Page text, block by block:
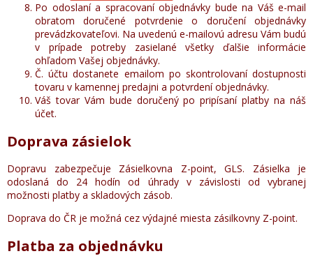
Po odoslaní a spracovaní objednávky bude na Váš e-mail
obratom doručené potvrdenie o doručení objednávky
prevádzkovateľovi. Na uvedenú e-mailovú adresu Vám budú
v prípade potreby zasielané všetky ďalšie informácie
ohľadom Vašej objednávky.
Č. účtu dostanete emailom po skontrolovaní dostupnosti
tovaru v kamennej predajni a potvrdení objednávky.
Váš tovar Vám bude doručený po pripísaní platby na náš
účet.
Doprava zásielok
Dopravu zabezpečuje Zásielkovna Z-point, GLS. Zásielka je
odoslaná do 24 hodín od úhrady v závislosti od vybranej
možnosti platby a skladových zásob.
Doprava do ČR je možná cez výdajné miesta zásilkovny Z-point.
Platba za objednávku